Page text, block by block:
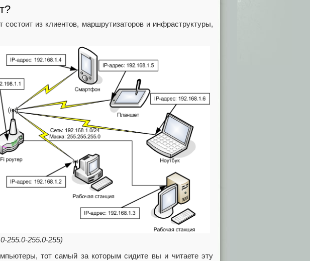
из клиентов, маршрутизаторов и инфраструктуры,
255.0-255.0-255)
тот самый за которым сидите вы и читаете эту